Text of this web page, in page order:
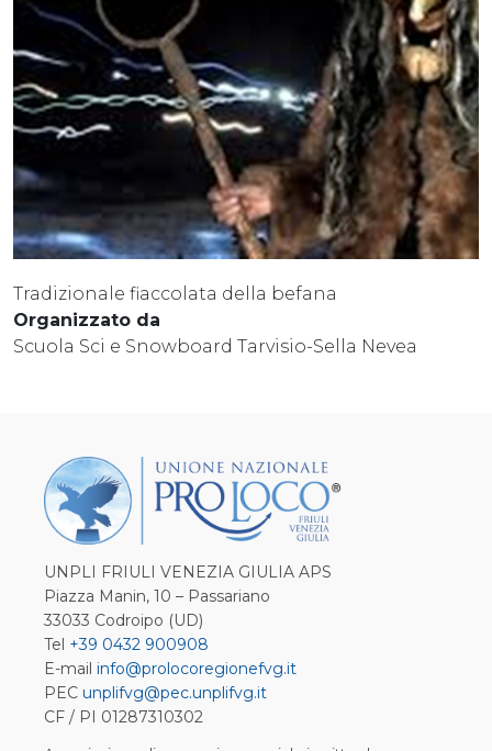
Tradizionale fiaccolata della befana
Organizzato da
Scuola Sci e Snowboard Tarvisio-Sella Nevea
UNPLI FRIULI VENEZIA GIULIA APS
Piazza Manin, 10 – Passariano
33033 Codroipo (UD)
Tel +39 0432 900908
E-mail info@prolocoregionefvg.it
PEC unplifvg@pec.unplifvg.it
CF / PI 01287310302